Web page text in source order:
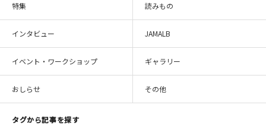
特集 読みもの
インタビュー JAMALB
イベント・ワークショップ ギャラリー
おしらせ その他
タグから記事を探す